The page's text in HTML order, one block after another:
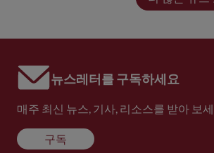
뉴스레터를 구독하세요
매주 최신 뉴스, 기사, 리소스를 받아 보
구독